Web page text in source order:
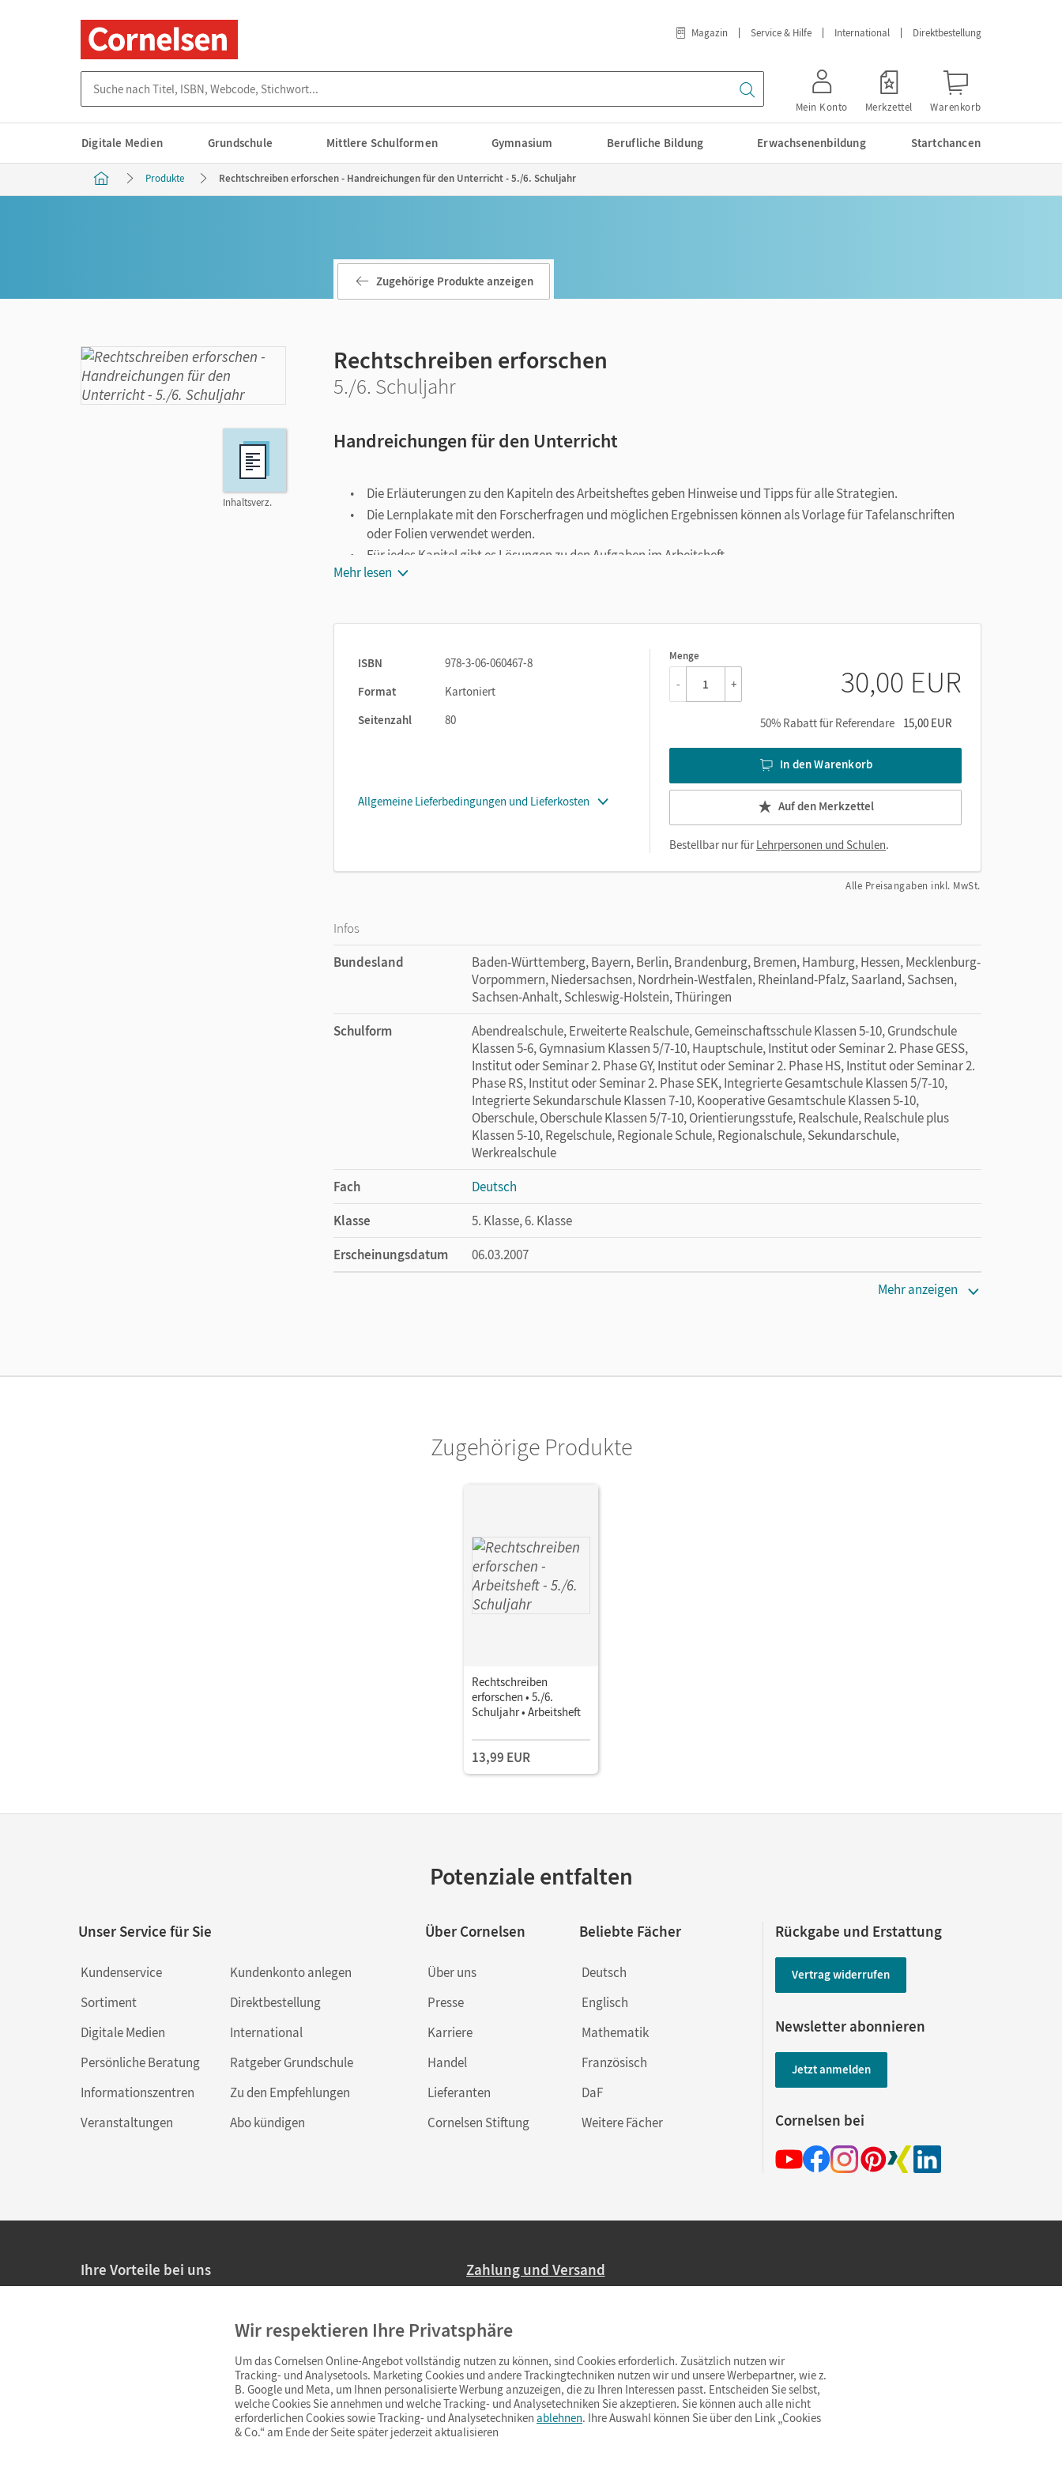
Magazin Service & Hilfe International Direktbestellung
Mein Konto Merkzettel Warenkorb
Digitale Medien Grundschule Mittlere Schulformen Gymnasium Berufliche Bildung Erwachsenenbildung Startchancen
Produkte Rechtschreiben erforschen - Handreichungen für den Unterricht - 5./6. Schuljahr
Inhaltsverz.
Zugehörige Produkte anzeigen
Rechtschreiben erforschen
5./6. Schuljahr
Handreichungen für den Unterricht
Die Erläuterungen zu den Kapiteln des Arbeitsheftes geben Hinweise und Tipps für alle Strategien.
Die Lernplakate mit den Forscherfragen und möglichen Ergebnissen können als Vorlage für Tafelanschriften
oder Folien verwendet werden.
Für jedes Kapitel gibt es Lösungen zu den Aufgaben im Arbeitsheft.
Es folgen kurze Erläuterungen zu den Kopiervorlagen in den Handreichungen mit Lösungen.
Mehr lesen
ISBN
978-3-06-060467-8
Format
Kartoniert
Seitenzahl
80
Allgemeine Lieferbedingungen und Lieferkosten
Menge
1
- + 30,00 EUR
50% Rabatt für Referendare 15,00 EUR
In den Warenkorb
Auf den Merkzettel
Bestellbar nur fürLehrpersonen und Schulen.
Alle Preisangaben inkl. MwSt.
Infos
Bundesland
Baden-Württemberg, Bayern, Berlin, Brandenburg, Bremen, Hamburg, Hessen, Mecklenburg-
Vorpommern, Niedersachsen, Nordrhein-Westfalen, Rheinland-Pfalz, Saarland, Sachsen,
Sachsen-Anhalt, Schleswig-Holstein, Thüringen
Schulform
Abendrealschule, Erweiterte Realschule, Gemeinschaftsschule Klassen 5-10, Grundschule
Klassen 5-6, Gymnasium Klassen 5/7-10, Hauptschule, Institut oder Seminar 2. Phase GESS,
Institut oder Seminar 2. Phase GY, Institut oder Seminar 2. Phase HS, Institut oder Seminar 2.
Phase RS, Institut oder Seminar 2. Phase SEK, Integrierte Gesamtschule Klassen 5/7-10,
Integrierte Sekundarschule Klassen 7-10, Kooperative Gesamtschule Klassen 5-10,
Oberschule, Oberschule Klassen 5/7-10, Orientierungsstufe, Realschule, Realschule plus
Klassen 5-10, Regelschule, Regionale Schule, Regionalschule, Sekundarschule,
Werkrealschule
Fach
Deutsch
Klasse
5. Klasse, 6. Klasse
Erscheinungsdatum
06.03.2007
Mehr anzeigen
Zugehörige Produkte
Rechtschreiben
erforschen • 5./6.
Schuljahr • Arbeitsheft
13,99 EUR
Potenziale entfalten
Unser Service für Sie
Kundenservice
Sortiment
Digitale Medien
Persönliche Beratung
Informationszentren
Veranstaltungen
Kundenkonto anlegen
Direktbestellung
International
Ratgeber Grundschule
Zu den Empfehlungen
Abo kündigen
Über Cornelsen
Über uns
Presse
Karriere
Handel
Lieferanten
Cornelsen Stiftung
Beliebte Fächer
Deutsch
Englisch
Mathematik
Französisch
DaF
Weitere Fächer
Rückgabe und Erstattung
Vertrag widerrufen
Newsletter abonnieren
Jetzt anmelden
Cornelsen bei
Ihre Vorteile bei uns
Persönliche Angebote für Lehrkräfte
Sicheres Einkaufen mit SSL-Verschlüsselung
Widerrufsfristvon 4 Wochen
Schnelle und einfache Retourenabwicklung
Zahlung und Versand
Ab 59,– EUR Bestellwert liefern wir versandkostenfrei innerhalb Deutschlands
(Lieferung in 3–6 Tagen).
Wir respektieren Ihre Privatsphäre
Um das Cornelsen Online-Angebot vollständig nutzen zu können, sind Cookies erforderlich. Zusätzlich nutzen wir
Tracking- und Analysetools. Marketing Cookies und andere Trackingtechniken nutzen wir und unsere Werbepartner, wie z.
B. Google und Meta, um Ihnen personalisierte Werbung anzuzeigen, die zu Ihren Interessen passt. Entscheiden Sie selbst,
welche Cookies Sie annehmen und welche Tracking- und Analysetechniken Sie akzeptieren. Sie können auch alle nicht
erforderlichen Cookies sowie Tracking- und Analysetechniken ablehnen. Ihre Auswahl können Sie über den Link „Cookies
& Co.“ am Ende der Seite später jederzeit aktualisieren